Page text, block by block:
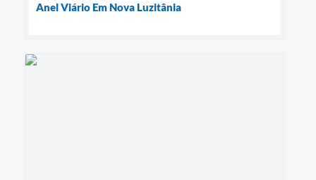
Anel Viário Em Nova Luzitânia